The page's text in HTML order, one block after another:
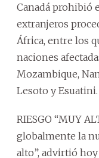
Canadá prohibió
extranjeros
África, entre los
naciones
Mozambique,
Lesoto y Esuatini.
RIESGO “MUY
globalmente la
alto”, advirtió